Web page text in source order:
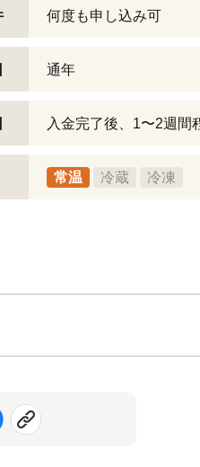
何度も申し込み可
通年
入金完了後、1〜2週間
常温 冷蔵 冷凍